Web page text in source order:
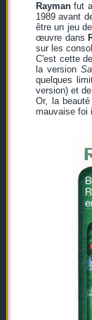
Rayman fut
1989 avant
être un jeu
œuvre dans
sur les
C'est cette
la version
quelques
version) et
Or, la
mauvaise foi